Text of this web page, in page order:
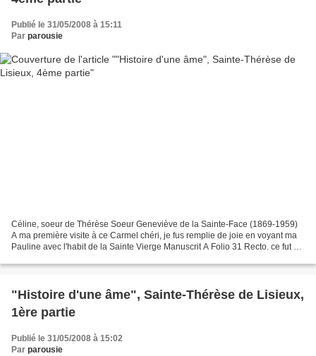
Publié le 31/05/2008 à 15:11
Par parousie
Céline, soeur de Thérèse Soeur Geneviève de la Sainte-Face (1869-1959)
A ma première visite à ce Carmel chéri, je fus remplie de joie en voyant ma
Pauline avec l'habit de la Sainte Vierge Manuscrit A Folio 31 Recto. ce fut un
"Histoire d'une âme", Sainte-Thérèse de Lisieux,
1ère partie
Publié le 31/05/2008 à 15:02
Par parousie